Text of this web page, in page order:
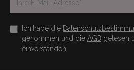
Ich habe die
genommen und die AGB gelesen
einverstanden.